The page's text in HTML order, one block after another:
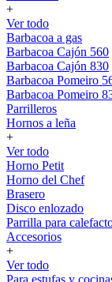
+
Ver todo
Barbacoa a gas
Barbacoa Cajón 560
Barbacoa Cajón 830
Barbacoa Pomeiro
Barbacoa Pomeiro
Parrilleros
Hornos a leña
+
Ver todo
Horno Petit
Horno del Chef
Brasero
Disco enlozado
Parrilla para
Accesorios
+
Ver todo
Para estufas y